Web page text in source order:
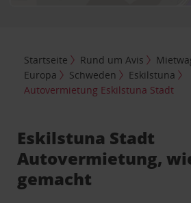
Startseite Rund um Avis
Europa
Schweden
Eskilstuna
Autovermietung Eskilstuna Stadt
Eskilstuna Stadt
Autovermietung,
gemacht